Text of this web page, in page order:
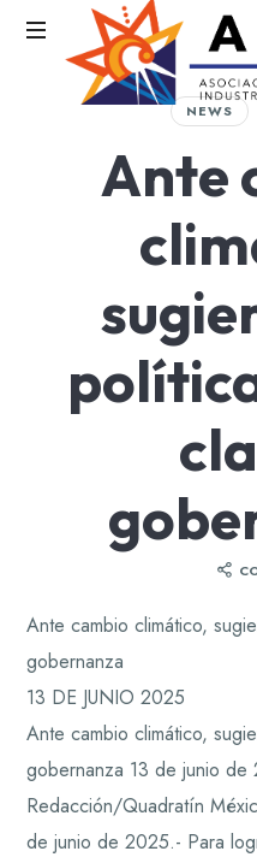
AMIF
Fotovoltaica
NEWS
Ante
Ante cambio climático,
gobernanza
13 DE JUNIO 2025
Ante cambio climático,
gobernanza 13 de junio
Redacción/Quadratín
de junio de 2025.- Para